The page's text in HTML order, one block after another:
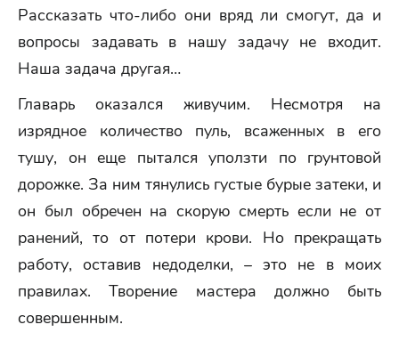
Рассказать что-либо они вряд ли смогут, да и
вопросы задавать в нашу задачу не входит.
Наша задача другая…
Главарь оказался живучим. Несмотря на
изрядное количество пуль, всаженных в его
тушу, он еще пытался уползти по грунтовой
дорожке. За ним тянулись густые бурые затеки, и
он был обречен на скорую смерть если не от
ранений, то от потери крови. Но прекращать
работу, оставив недоделки, – это не в моих
правилах. Творение мастера должно быть
совершенным.